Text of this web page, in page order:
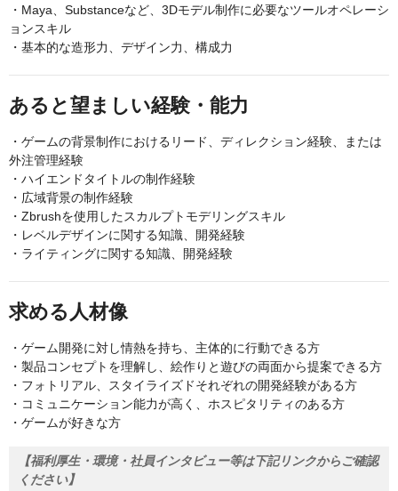
・Maya、Substanceなど、3Dモデル制作に必要なツールオペレーシ
ョンスキル
・基本的な造形力、デザイン力、構成力
あると望ましい経験・能力
・ゲームの背景制作におけるリード、ディレクション経験、または
外注管理経験
・ハイエンドタイトルの制作経験
・広域背景の制作経験
・Zbrushを使用したスカルプトモデリングスキル
・レベルデザインに関する知識、開発経験
・ライティングに関する知識、開発経験
求める人材像
・ゲーム開発に対し情熱を持ち、主体的に行動できる方
・製品コンセプトを理解し、絵作りと遊びの両面から提案できる方
・フォトリアル、スタイライズドそれぞれの開発経験がある方
・コミュニケーション能力が高く、ホスピタリティのある方
・ゲームが好きな方
【福利厚生・環境・社員インタビュー等は下記リンクからご確認
ください】